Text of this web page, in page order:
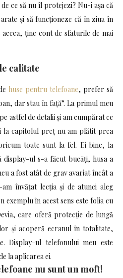
ce să nu îl protejezi? Nu-i așa că
și să funcționeze că în ziua în
ține cont de sfaturile de mai
calitate
huse pentru telefoane, prefer să
dar stau în față”. La primul meu
astfel de detalii și am cumpărat ce
la capitolul preț nu am plătit prea
toate sunt la fel. Ei bine, la
display-ul s-a făcut bucăți, husa a
a fost atât de grav avariat încât a
învățat lecția și de atunci aleg
exemplu în acest sens este folia cu
care oferă protecție de lungă
și acoperă ecranul în totalitate,
Display-ul telefonului meu este
la aplicarea ei.
nu sunt un moft!